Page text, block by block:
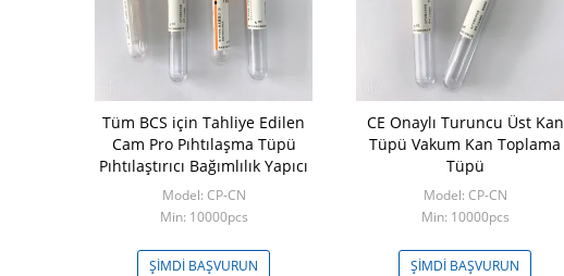
Tüm BCS için Tahliye Edilen
Cam Pro Pıhtılaşma Tüpü
Pıhtılaştırıcı Bağımlılık Yapıcı
Model: CP-CN
Min: 10000pcs
ŞIMDI BAŞVURUN
CE Onaylı Turuncu Üst Kan
Tüpü Vakum Kan Toplama
Tüpü
Model: CP-CN
Min: 10000pcs
ŞIMDI BAŞVURUN